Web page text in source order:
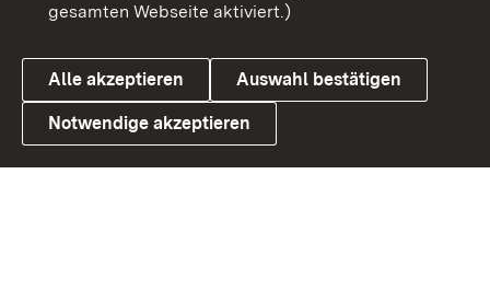
Link zum Landesportal
Datenschutz
Cookies
gesamten Webseite aktiviert.)
Alle akzeptieren Auswahl bestätigen
Notwendige akzeptieren